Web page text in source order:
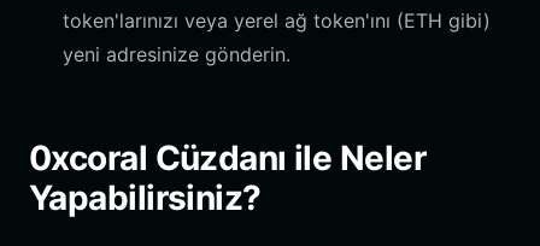
token'larınızı veya yerel ağ token'ını (ETH gibi)
yeni adresinize gönderin.
0xcoral Cüzdanı ile Neler
Yapabilirsiniz?